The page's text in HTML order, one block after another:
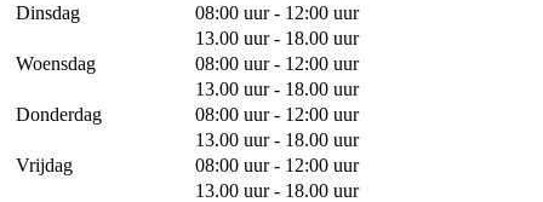
Dinsdag
08:00 uur - 12:00 uur
13.00 uur - 18.00 uur
Woensdag
08:00 uur - 12:00 uur
13.00 uur - 18.00 uur
Donderdag
08:00 uur - 12:00 uur
13.00 uur - 18.00 uur
Vrijdag
08:00 uur - 12:00 uur
13.00 uur - 18.00 uur